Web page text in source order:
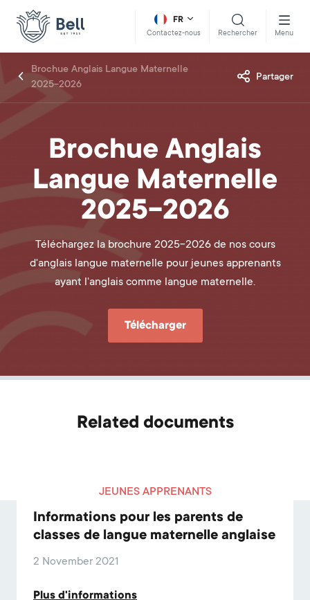
FR
Contactez-nous Rechercher Menu
Brochue Anglais Langue Maternelle
2025-2026
Partager
Brochue Anglais
Langue Maternelle
2025-2026
Téléchargez la brochure 2025-2026 de nos cours
d'anglais langue maternelle pour jeunes apprenants
ayant l'anglais comme langue maternelle.
Télécharger
Related documents
JEUNES APPRENANTS
Informations pour les parents de
classes de langue maternelle anglaise
2 November 2021
Plus d'informations